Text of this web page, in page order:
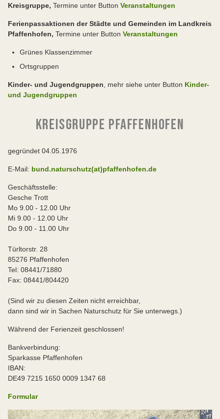
Kreisgruppe, Termine unter Button Veranstaltungen
Ferienpassaktionen der Städte und Gemeinden im Landkreis
Pfaffenhofen, Termine unter Button Veranstaltungen
Grünes Klassenzimmer
Ortsgruppen
Kinder- und Jugendgruppen, mehr siehe unter Button Kinder-
und Jugendgruppen
KREISGRUPPE PFAFFENHOFEN
gegründet 04.05.1976
E-Mail: bund.naturschutz(at)pfaffenhofen.de
Geschäftsstelle:
Gesche Trott
Mo 9.00 - 12.00 Uhr
Mi 9.00 - 12.00 Uhr
Do 9.00 - 11.00 Uhr
Türltorstr. 28
85276 Pfaffenhofen
Tel: 08441/71880
Fax: 08441/804420
(Sind wir zu diesen Zeiten nicht erreichbar,
dann sind wir in Sachen Naturschutz für Sie unterwegs.)
Während der Ferienzeit geschlossen!
Bankverbindung:
Sparkasse Pfaffenhofen
IBAN:
DE49 7215 1650 0009 1347 68
Formular